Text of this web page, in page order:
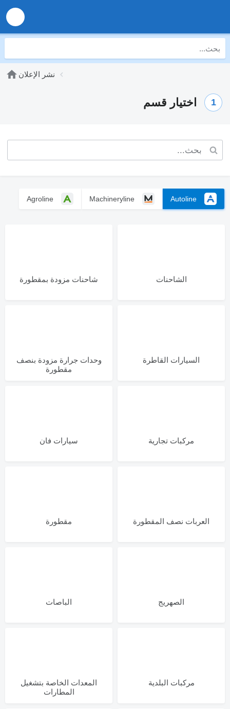
نشر الإعلان
1 اختيار قسم
Autoline
Machineryline
Agroline
الشاحنات شاحنات مزودة بمقطورة
السيارات القاطرة
وحدات جرارة مزودة بنصف
مقطورة
مركبات تجارية سيارات فان
العربات نصف المقطورة مقطورة
الصهريج الباصات
مركبات البلدية
المعدات الخاصة بتشغيل
المطارات